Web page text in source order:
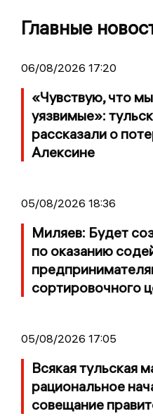
Главные
06/08/2026 17:20
«Чувствую, что
уязвимые»:
рассказали о
Алексине
05/08/2026 18:36
Миляев: Будет
по оказанию
сортировочного
05/08/2026 17:05
Всякая тульская
рациональное
совещание